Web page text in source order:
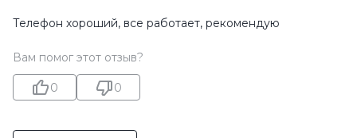
Телефон хороший, все работает, рекомендую
Вам помог этот отзыв?
0 0